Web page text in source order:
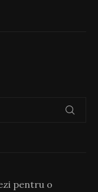
pentru o